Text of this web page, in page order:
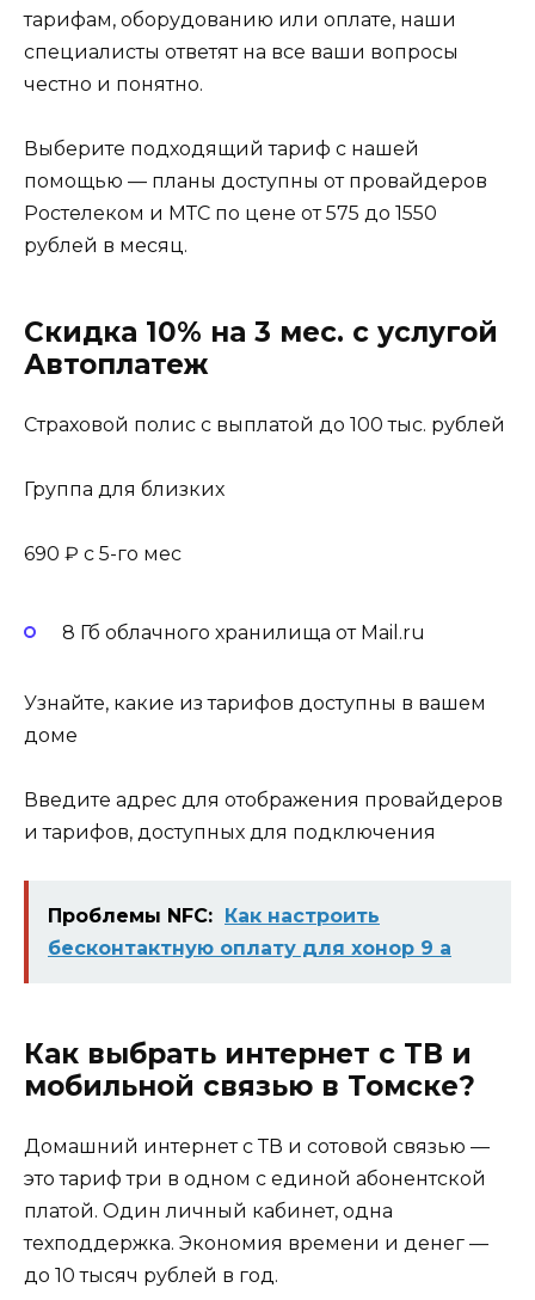
тарифам, оборудованию или оплате, наши
специалисты ответят на все ваши вопросы
честно и понятно.
Выберите подходящий тариф с нашей
помощью — планы доступны от провайдеров
Ростелеком и МТС по цене от 575 до 1550
рублей в месяц.
Скидка 10% на 3 мес. с услугой
Автоплатеж
Страховой полис с выплатой до 100 тыс. рублей
Группа для близких
690 ₽ с 5-го мес
8 Гб облачного хранилища от Mail.ru
Узнайте, какие из тарифов доступны в вашем
доме
Введите адрес для отображения провайдеров
и тарифов, доступных для подключения
Проблемы NFC: Как настроить
бесконтактную оплату для хонор 9 а
Как выбрать интернет с ТВ и
мобильной связью в Томске?
Домашний интернет с ТВ и сотовой связью —
это тариф три в одном с единой абонентской
платой. Один личный кабинет, одна
техподдержка. Экономия времени и денег —
до 10 тысяч рублей в год.